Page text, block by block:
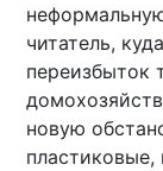
читатель,
переизбыток
новую
пластиковые,